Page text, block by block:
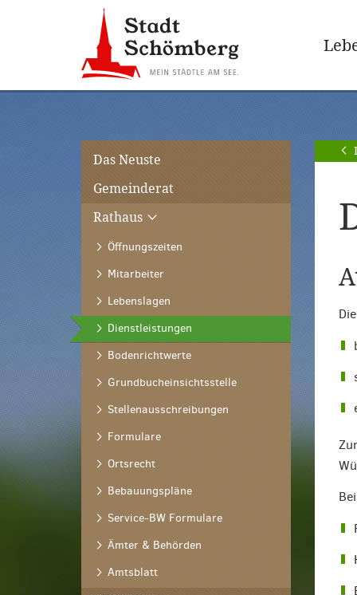
Hauptnavigation
[0]
[1]
Das Neuste
Gemeinderat
Rathaus
Öffnungszeiten
Mitarbeiter
Lebenslagen
Dienstleistungen
Bodenrichtwerte
Grundbucheinsichtsstelle
Stellenausschreibungen
Formulare
Ortsrecht
Bebauungspläne
Service-BW Formulare
Ämter & Behörden
Amtsblatt